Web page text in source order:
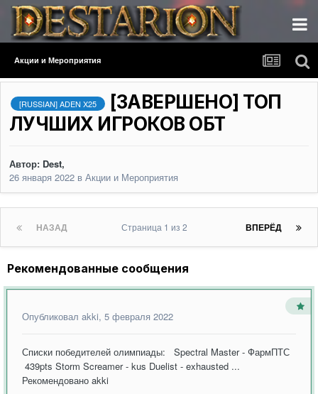
Акции и Мероприятия
[RUSSIAN] ADEN X25
[ЗАВЕРШЕНО] ТОП
ЛУЧШИХ ИГРОКОВ ОБТ
Автор: Dest,
26 января 2022 в Акции и Мероприятия
НАЗАД ВПЕРЁД
Страница 1 из 2
Рекомендованные сообщения
Опубликовал akki, 5 февраля 2022
Списки победителей олимпиады: Spectral Master - ФармПТС
439pts Storm Screamer - kus Duelist - exhausted ...
Рекомендовано akki